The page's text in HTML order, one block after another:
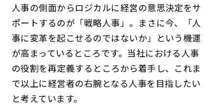
人事の側面からロジカルに経営の意思決定をサ
ポートするのが「戦略人事」。まさに今、「人
事に変革を起こせるのではないか」という機運
が高まっているところです。当社における人事
の役割を再定義するところから着手し、これま
で以上に経営者の右腕となる人事を目指したい
と考えています。